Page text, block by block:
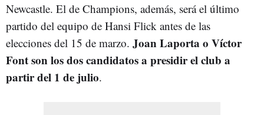
Newcastle. El de Champions, además, será el último
partido del equipo de Hansi Flick antes de las
elecciones del 15 de marzo. Joan Laporta o Víctor
Font son los dos candidatos a presidir el club a
partir del 1 de julio.